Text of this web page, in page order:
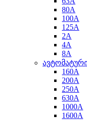
80A
100A
125A
2A
4A
8A
160A
200A
250A
630A
1000A
1600A